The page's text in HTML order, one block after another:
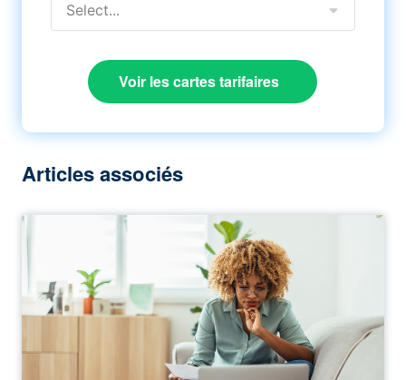
Select...
Voir les cartes tarifaires
Articles associés